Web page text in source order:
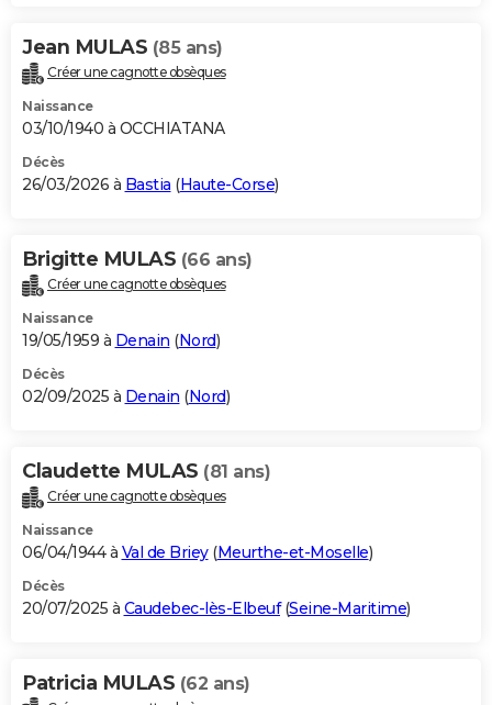
Carte de Noël
Carte Bonne année
Carte Saint-Valentin
Carte Pâques
Carte d'anniversaire
DICTIONNAIRE
Dictionnaire
Biographies
Citations
Expressions
Proverbes
PROGRAMME TV
S'inscrire
Se connecter
Lycées
Collèges
Primaires
Universités
Entreprises
Service militaire
Avis de recherche
AVIS DE DÉCÈS
Bricolage
Lifestyle
Culture
Sport
Auto
Television
Voyage
Cinema
Jean MULAS (85 ans)
Créer une cagnotte obsèques
Naissance
03/10/1940 à OCCHIATANA
Décès
26/03/2026 à Bastia (Haute-Corse)
Brigitte MULAS (66 ans)
Créer une cagnotte obsèques
Naissance
19/05/1959 à Denain (Nord)
Décès
02/09/2025 à Denain (Nord)
Claudette MULAS (81 ans)
Créer une cagnotte obsèques
Naissance
06/04/1944 à Val de Briey(Meurthe-et-Moselle)
Décès
20/07/2025 à Caudebec-lès-Elbeuf(Seine-Maritime)
Patricia MULAS (62 ans)